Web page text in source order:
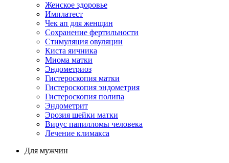
Женское здоровье
Имплатест
Чек ап для женщин
Сохранение фертильности
Стимуляция овуляции
Киста яичника
Миома матки
Эндометриоз
Гистероскопия матки
Гистероскопия эндометрия
Гистероскопия полипа
Эндометрит
Эрозия шейки матки
Вирус папилломы человека
Лечение климакса
Для мужчин